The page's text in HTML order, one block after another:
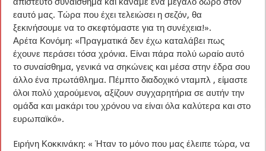
εαυτό μας. Τώρα που έχει τελειώσει η σεζόν, θα
ξεκινήσουμε να το σκεφτόμαστε για τη συνέχεια!».
Αρέτα Κονόμη: «Πραγματικά δεν έχω καταλάβει πως
έχουνε περάσει τόσα χρόνια. Είναι πάρα πολύ ωραίο αυτό
το συναίσθημα, γενικά να σηκώνεις και μέσα στην έδρα σου
άλλο ένα πρωτάθλημα. Πέμπτο διαδοχικό νταμπλ , είμαστε
όλοι πολύ χαρούμενοι, αξίζουν συγχαρητήρια σε αυτήν την
ομάδα και μακάρι του χρόνου να είναι όλα καλύτερα και στο
ευρωπαϊκό».
Eιρήνη Κοκκινάκη: « Ήταν το μόνο που μας έλειπε τώρα, να